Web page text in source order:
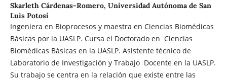
Skarleth Cárdenas-Romero, Universidad Autónoma de San
Luis Potosí
Ingeniera en Bioprocesos y maestra en Ciencias Biomédicas
Básicas por la UASLP. Cursa el Doctorado en Ciencias
Biomédicas Básicas en la UASLP. Asistente técnico de
Laboratorio de Investigación y Trabajo Docente en la UASLP.
Su trabajo se centra en la relación que existe entre las